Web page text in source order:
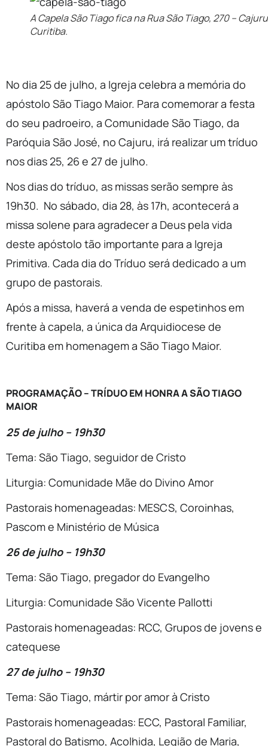
A Capela São Tiago fica na Rua São Tiago, 270 –
Curitiba.
No dia 25 de julho, a Igreja celebra a memória do
apóstolo São Tiago Maior. Para comemorar a festa
do seu padroeiro, a Comunidade São Tiago, da
Paróquia São José, no Cajuru, irá realizar um tríduo
nos dias 25, 26 e 27 de julho.
Nos dias do tríduo, as missas serão sempre às
19h30. No sábado, dia 28, às 17h, acontecerá a
missa solene para agradecer a Deus pela vida
deste apóstolo tão importante para a Igreja
Primitiva. Cada dia do Tríduo será dedicado a um
grupo de pastorais.
Após a missa, haverá a venda de espetinhos em
frente à capela, a única da Arquidiocese de
Curitiba em homenagem a São Tiago Maior.
PROGRAMAÇÃO – TRÍDUO EM HONRA A SÃO TIAGO
MAIOR
25 de julho – 19h30
Tema: São Tiago, seguidor de Cristo
Liturgia: Comunidade Mãe do Divino Amor
Pastorais homenageadas: MESCS, Coroinhas,
Pascom e Ministério de Música
26 de julho – 19h30
Tema: São Tiago, pregador do Evangelho
Liturgia: Comunidade São Vicente Pallotti
Pastorais homenageadas: RCC, Grupos de jovens e
catequese
27 de julho – 19h30
Tema: São Tiago, mártir por amor à Cristo
Pastorais homenageadas: ECC, Pastoral Familiar,
Pastoral do Batismo, Acolhida, Legião de Maria,